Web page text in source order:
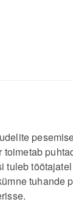
tuleb
tuhande